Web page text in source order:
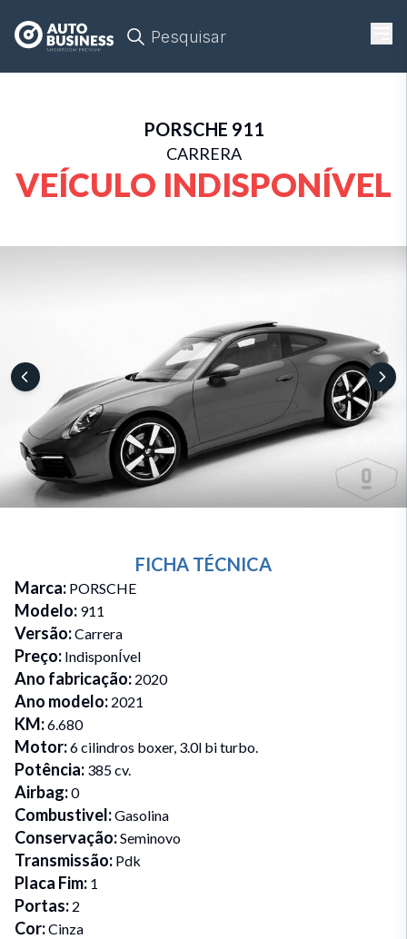
Pesquisar
PORSCHE 911
CARRERA
VEÍCULO INDISPONÍVEL
FICHA TÉCNICA
Marca: PORSCHE
Modelo: 911
Versão:Carrera
Preço: IndisponÍvel
Ano fabricação: 2020
Ano modelo: 2021
KM:6.680
Motor:6 cilindros boxer, 3.0l bi turbo.
Potência: 385 cv.
Airbag:0
Combustivel:Gasolina
Conservação:Seminovo
Transmissão: Pdk
Placa Fim: 1
Portas: 2
Cor:Cinza